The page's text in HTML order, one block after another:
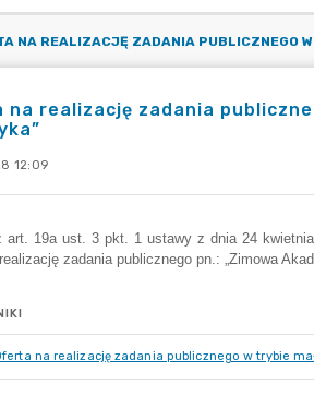
NA REALIZACJĘ ZADANIA PUBLICZNEGO
na realizację zadania
12:09
na realizację zadania publicznego w trybie